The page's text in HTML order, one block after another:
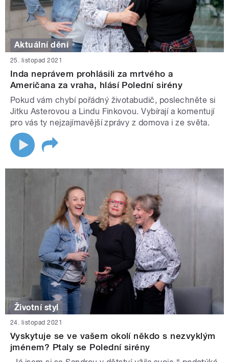
Aktuální dění
25. listopad 2021
Inda neprávem prohlásili za mrtvého a
Američana za vraha, hlásí Polední sirény
Pokud vám chybí pořádný životabudič, poslechněte si
Jitku Asterovou a Lindu Finkovou. Vybírají a komentují
pro vás ty nejzajímavější zprávy z domova i ze světa.
Životní styl
24. listopad 2021
Vyskytuje se ve vašem okolí někdo s nezvyklým
jménem? Ptaly se Polední sirény